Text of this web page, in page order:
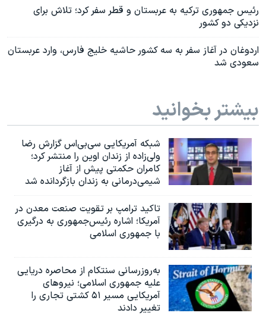
رئیس جمهوری ترکیه به عربستان و قطر سفر کرد؛ تلاش برای
نزدیکی دو کشور
اردوغان در آغاز سفر به سه کشور حاشیه خلیج فارس، وارد عربستان
سعودی شد
بیشتر بخوانید
شبکه آمریکایی سی‌بی‌‌اس گزارش رضا
ولی‌زاده از زندان اوین را منتشر کرد؛
کامران حکمتی پیش از آغاز
شیمی‌درمانی به زندان بازگردانده شد
تاکید ترامپ بر تقویت صنعت معدن در
آمریکا؛ اشاره رئیس‌جمهوری به درگیری
با جمهوری اسلامی
به‌روزرسانی سنتکام از محاصره دریایی
علیه جمهوری اسلامی؛ نیروهای
آمریکایی مسیر ۵۱ کشتی تجاری را
تغییر دادند